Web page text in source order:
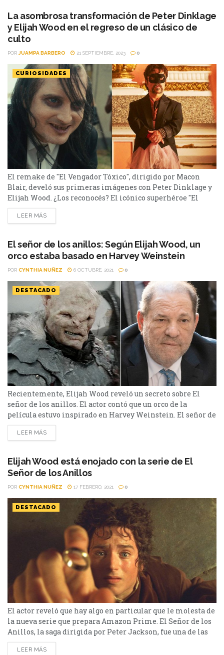
La asombrosa transformación de Peter Dinklage
y Elijah Wood en el regreso de un clásico de
culto
POR JUAMPA BARBERO 21 SEPTIEMBRE, 2023 0
CURIOSIDADES
El remake de "El Vengador Tóxico", dirigido por Macon
Blair, develó sus primeras imágenes con Peter Dinklage y
Elijah Wood. ¿Los reconocés? El icónico superhéroe "El
Vengador Tóxico" está de regreso, y lo hace con un giro
sorprendente. Peter Dinklage y Elijah Wood encabezan el
comedia. La película original,...
LEER MÁS
El señor de los anillos: Según Elijah Wood, un
orco estaba basado en Harvey Weinstein
POR CYNTHIA NUÑEZ 6 OCTUBRE, 2021 0
DESTACADO
Recientemente, Elijah Wood reveló un secreto sobre El
señor de los anillos. El actor contó que un orco de la
película estuvo inspirado en Harvey Weinstein. El señor de
los anillos es una de las historias más emblemáticas del
cine. Desde su lanzamiento, la trilogía logró conquistar a
espectadores, quienes continúan...
LEER MÁS
Elijah Wood está enojado con la serie de El
Señor de los Anillos
POR CYNTHIA NUÑEZ 17 FEBRERO, 2021 0
DESTACADO
El actor reveló que hay algo en particular que le molesta de
la nueva serie que prepara Amazon Prime. El Señor de los
Anillos, la saga dirigida por Peter Jackson, fue una de las
historias más queridas del cine. Dicha franquicia está
basada en los libros de JRR Tolkien y a pesar de que se
LEER MÁS